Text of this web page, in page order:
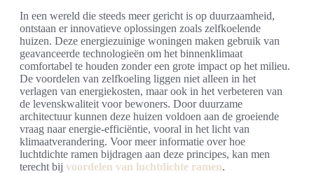
In een wereld die steeds meer gericht is op duurzaamheid,
ontstaan er innovatieve oplossingen zoals zelfkoelende
huizen. Deze energiezuinige woningen maken gebruik van
geavanceerde technologieën om het binnenklimaat
comfortabel te houden zonder een grote impact op het milieu.
De voordelen van zelfkoeling liggen niet alleen in het
verlagen van energiekosten, maar ook in het verbeteren van
de levenskwaliteit voor bewoners. Door duurzame
architectuur kunnen deze huizen voldoen aan de groeiende
vraag naar energie-efficiëntie, vooral in het licht van
klimaatverandering. Voor meer informatie over hoe
luchtdichte ramen bijdragen aan deze principes, kan men
terecht bij voordelen van luchtdichte ramen.